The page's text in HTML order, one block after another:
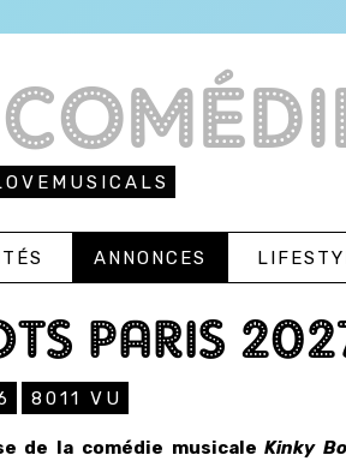
ANNONCES
PARIS
8011 VU
de la comédie musicaleKinky